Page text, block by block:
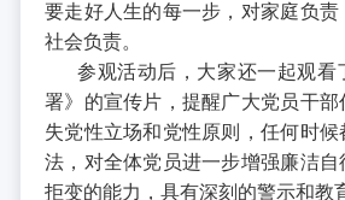
要走好人生的每一步，对家庭负
社会负责。
参观活动后，大家还一起观看
署》的宣传片，提醒广大党员干
失党性立场和党性原则，任何时候
法，对全体党员进一步增强廉洁
拒变的能力，具有深刻的警示和教